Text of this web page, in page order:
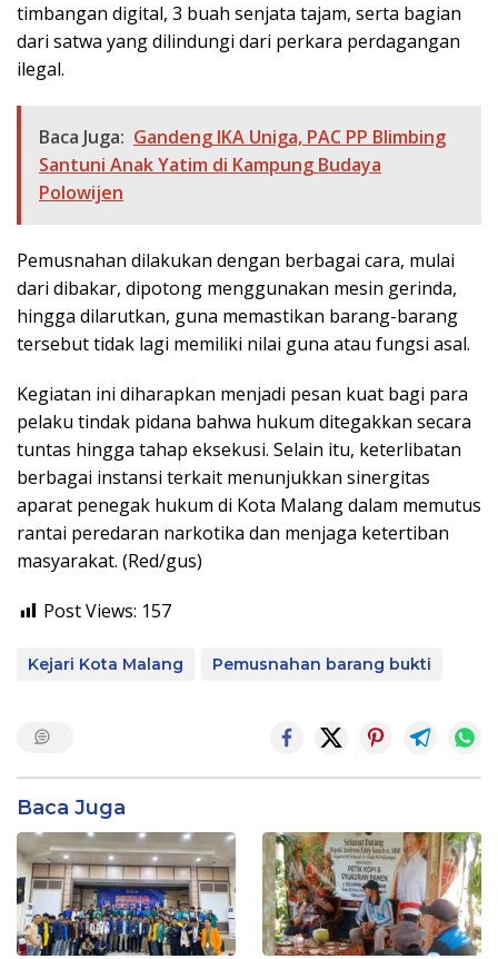
timbangan digital, 3 buah senjata tajam, serta bagian
dari satwa yang dilindungi dari perkara perdagangan
ilegal.
Baca Juga: Gandeng IKA Uniga, PAC PP Blimbing
Santuni Anak Yatim di Kampung Budaya
Polowijen
Pemusnahan dilakukan dengan berbagai cara, mulai
dari dibakar, dipotong menggunakan mesin gerinda,
hingga dilarutkan, guna memastikan barang-barang
tersebut tidak lagi memiliki nilai guna atau fungsi asal.
Kegiatan ini diharapkan menjadi pesan kuat bagi para
pelaku tindak pidana bahwa hukum ditegakkan secara
tuntas hingga tahap eksekusi. Selain itu, keterlibatan
berbagai instansi terkait menunjukkan sinergitas
aparat penegak hukum di Kota Malang dalam memutus
rantai peredaran narkotika dan menjaga ketertiban
masyarakat. (Red/gus)
Post Views: 157
Kejari Kota Malang Pemusnahan barang bukti
Baca Juga